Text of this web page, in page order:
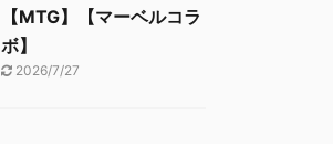
【MTG】【マーベルコラ
ボ】
2026/7/27